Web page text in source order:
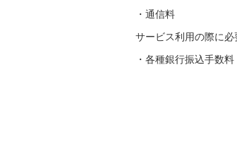
・通信料
サービス利用の際に
・各種銀行振込手数料